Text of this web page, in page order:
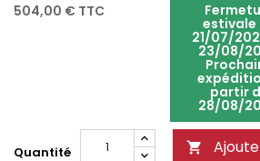
504,00 € TTC
estivale
21/07/
23/08/
partir
28/08/
Quantité 